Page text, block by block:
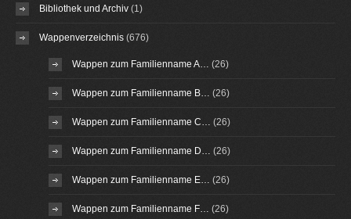
Bibliothek und Archiv (1)
Wappenverzeichnis (676)
Wappen zum Familienname A… (26)
Wappen zum Familienname B… (26)
Wappen zum Familienname C… (26)
Wappen zum Familienname D… (26)
Wappen zum Familienname E… (26)
Wappen zum Familienname F… (26)